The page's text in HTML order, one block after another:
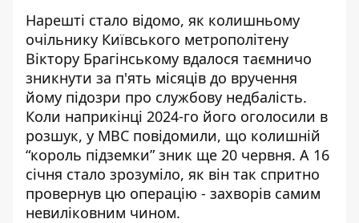
Нарешті стало відомо, як колишньому
очільнику Київського метрополітену
Віктору Брагінському вдалося таємничо
зникнути за п'ять місяців до вручення
йому підозри про службову недбалість.
Коли наприкінці 2024-го його оголосили в
розшук, у МВС повідомили, що колишній
“король підземки” зник ще 20 червня. А 16
січня стало зрозуміло, як він так спритно
провернув цю операцію - захворів самим
невиліковним чином.